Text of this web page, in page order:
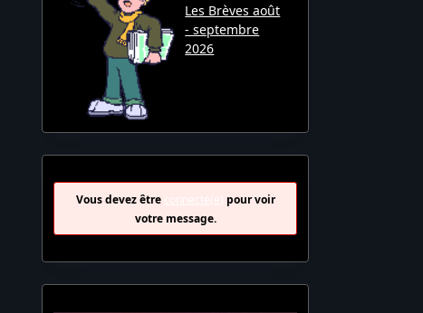
Les Brèves août
- septembre
2026
Vous devez être
pour voir
votre message.